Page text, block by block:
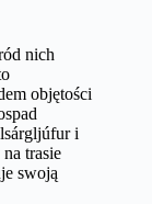
nich
objętości
i
trasie
swoją